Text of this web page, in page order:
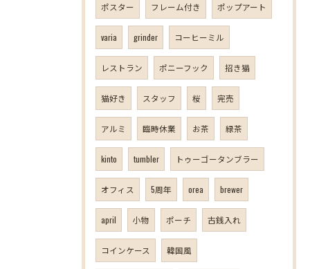
ポスター フレーム付き ポップアート
varia grinder コーヒーミル
レストラン ポニーフック 招き猫
猫好き スタッフ 桜 完売
アルミ 臨時休業 お茶 緑茶
kinto tumbler トゥーゴータンブラー
オフィス 5周年 orea brewer
april 小物 ポーチ 古銭入れ
コインケース 韓国風